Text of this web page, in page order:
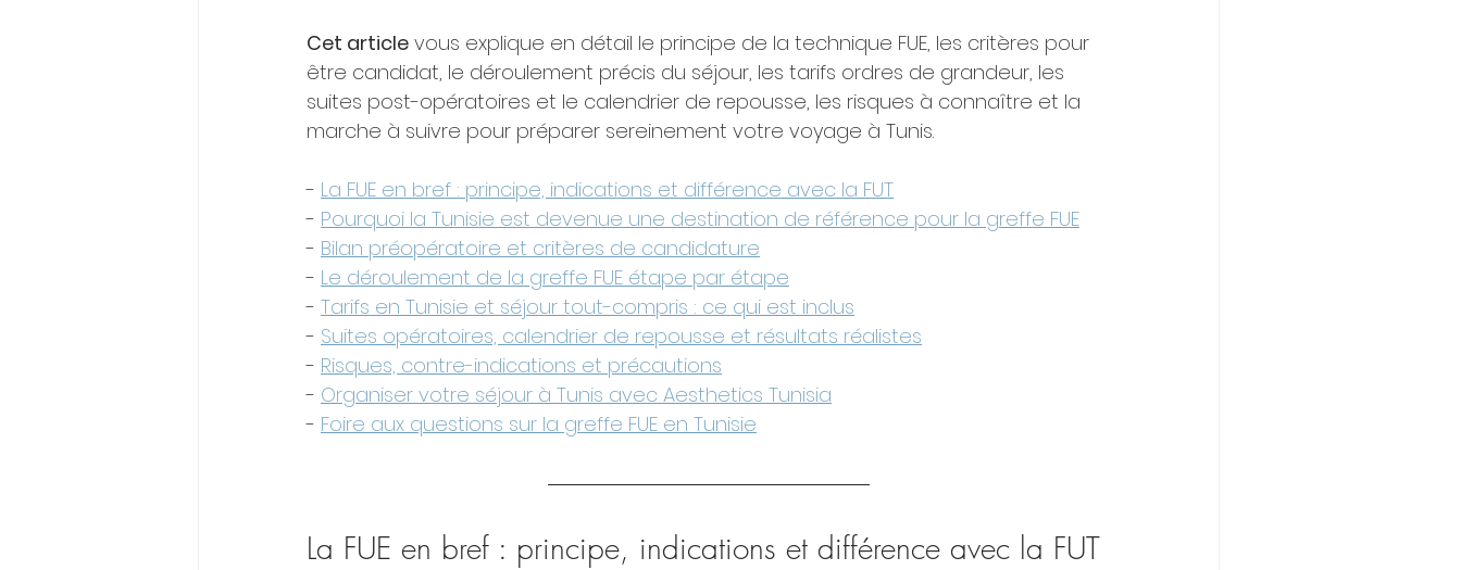
Cet article vous explique en détail le principe de la technique FUE, les critères pour
être candidat, le déroulement précis du séjour, les tarifs ordres de grandeur, les
suites post-opératoires et le calendrier de repousse, les risques à connaître et la
marche à suivre pour préparer sereinement votre voyage à Tunis.
- La FUE en bref : principe, indications et différence avec la FUT
- Pourquoi la Tunisie est devenue une destination de référence pour la greffe FUE
- Bilan préopératoire et critères de candidature
- Le déroulement de la greffe FUE étape par étape
- Tarifs en Tunisie et séjour tout-compris : ce qui est inclus
- Suites opératoires, calendrier de repousse et résultats réalistes
- Risques, contre-indications et précautions
- Organiser votre séjour à Tunis avec Aesthetics Tunisia
- Foire aux questions sur la greffe FUE en Tunisie
La FUE en bref : principe, indications et différence avec la FUT